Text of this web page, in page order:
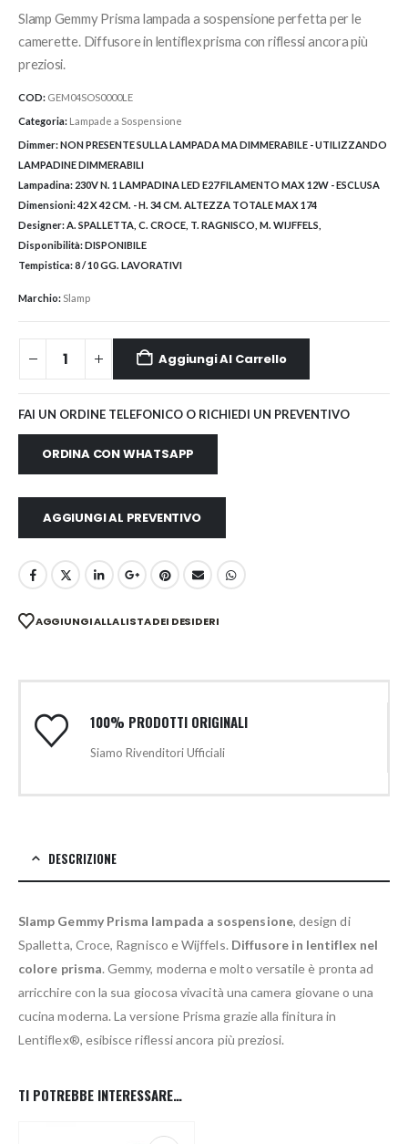
era:
274,50€.
è:
247,00€.
Slamp Gemmy Prisma lampada a sospensione perfetta per le
camerette. Diffusore in lentiflex prisma con riflessi ancora più
preziosi.
COD: GEM04SOS0000LE
Categoria: Lampade a Sospensione
Dimmer:NON PRESENTE SULLA LAMPADA MA DIMMERABILE - UTILIZZANDO
LAMPADINE DIMMERABILI
Lampadina: 230V N. 1 LAMPADINA LED E27 FILAMENTO MAX 12W - ESCLUSA
Dimensioni:42 X 42 CM. - H. 34 CM. ALTEZZA TOTALE MAX 174
Designer: A. SPALLETTA, C. CROCE, T. RAGNISCO, M. WIJFFELS,
Disponibilità:DISPONIBILE
Tempistica:8 / 10 GG. LAVORATIVI
Marchio: Slamp
Aggiungi Al Carrello
FAI UN ORDINE TELEFONICO O RICHIEDI UN PREVENTIVO
ORDINA CON WHATSAPP
AGGIUNGI AL PREVENTIVO
AGGIUNGI ALLA LISTA DEI DESIDERI
100% PRODOTTI ORIGINALI
Siamo Rivenditori Ufficiali
DESCRIZIONE
Slamp Gemmy Prisma lampada a sospensione, design di
Spalletta, Croce, Ragnisco e Wijffels. Diffusore in lentiflex nel
colore prisma. Gemmy, moderna e molto versatile è pronta ad
arricchire con la sua giocosa vivacità una camera giovane o una
cucina moderna. La versione Prisma grazie alla finitura in
Lentiflex®, esibisce riflessi ancora più preziosi.
TI POTREBBE INTERESSARE…